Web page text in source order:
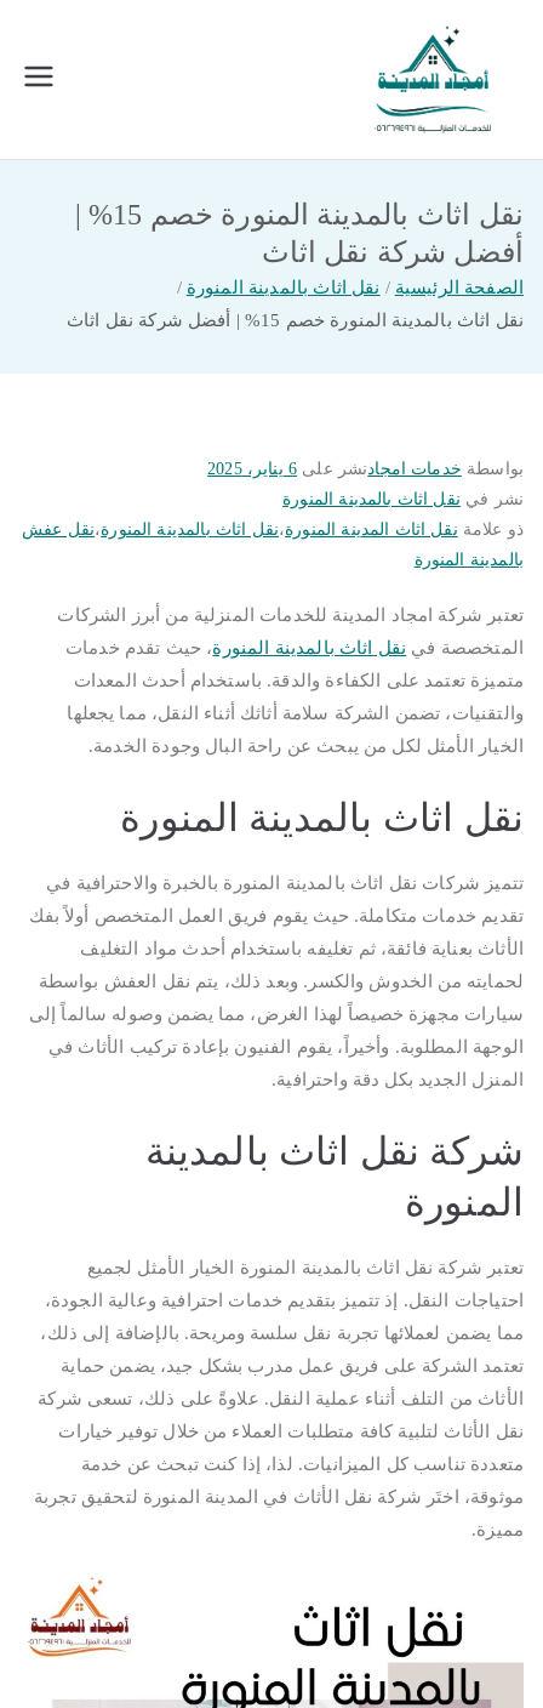
المحتوى
امجاد المدينة للخدمات المنزلية
نقل اثاث بالمدينة المنورة خصم 15% |
أفضل شركة نقل اثاث
الصفحة الرئيسية
نقل اثاث بالمدينة المنورة
نقل اثاث بالمدينة المنورة خصم 15% | أفضل شركة نقل اثاث
بواسطة خدمات امجادنشر على 6 يناير، 2025
نشر في نقل اثاث بالمدينة المنورة
ذو علامة نقل اثاث المدينة المنورة،نقل اثاث بالمدينة المنورة،نقل عفش
بالمدينة المنورة
تعتبر شركة امجاد المدينة للخدمات المنزلية من أبرز الشركات
المتخصصة في نقل اثاث بالمدينة المنورة، حيث تقدم خدمات
متميزة تعتمد على الكفاءة والدقة. باستخدام أحدث المعدات
والتقنيات، تضمن الشركة سلامة أثاثك أثناء النقل، مما يجعلها
الخيار الأمثل لكل من يبحث عن راحة البال وجودة الخدمة.
نقل اثاث بالمدينة المنورة
تتميز شركات نقل اثاث بالمدينة المنورة بالخبرة والاحترافية في
تقديم خدمات متكاملة. حيث يقوم فريق العمل المتخصص أولاً بفك
الأثاث بعناية فائقة، ثم تغليفه باستخدام أحدث مواد التغليف
لحمايته من الخدوش والكسر. وبعد ذلك، يتم نقل العفش بواسطة
سيارات مجهزة خصيصاً لهذا الغرض، مما يضمن وصوله سالماً إلى
الوجهة المطلوبة. وأخيراً، يقوم الفنيون بإعادة تركيب الأثاث في
المنزل الجديد بكل دقة واحترافية.
شركة نقل اثاث بالمدينة
المنورة
تعتبر شركة نقل اثاث بالمدينة المنورة الخيار الأمثل لجميع
احتياجات النقل. إذ تتميز بتقديم خدمات احترافية وعالية الجودة،
مما يضمن لعملائها تجربة نقل سلسة ومريحة. بالإضافة إلى ذلك،
تعتمد الشركة على فريق عمل مدرب بشكل جيد، يضمن حماية
الأثاث من التلف أثناء عملية النقل. علاوةً على ذلك، تسعى شركة
نقل الأثاث لتلبية كافة متطلبات العملاء من خلال توفير خيارات
متعددة تناسب كل الميزانيات. لذا، إذا كنت تبحث عن خدمة
موثوقة، اختَر شركة نقل الأثاث في المدينة المنورة لتحقيق تجربة
مميزة.